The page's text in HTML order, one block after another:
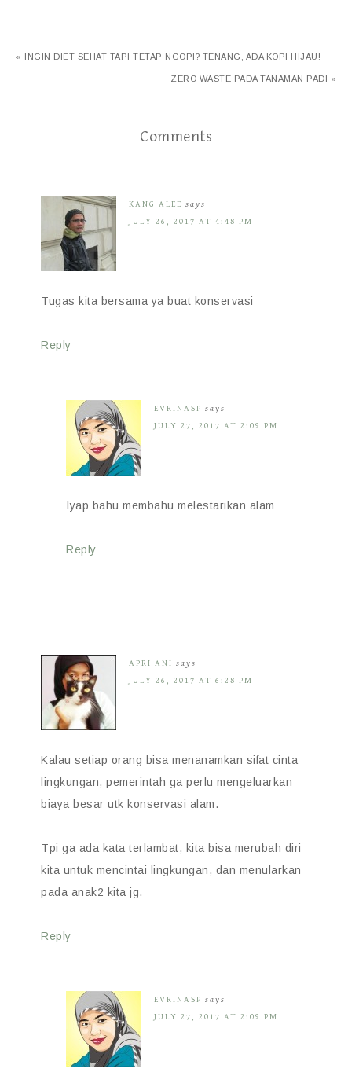
« INGIN DIET SEHAT TAPI TETAP NGOPI? TENANG, ADA KOPI HIJAU!
ZERO WASTE PADA TANAMAN PADI »
Comments
KANG ALEE says
JULY 26, 2017 AT 4:48 PM
Tugas kita bersama ya buat konservasi
Reply
EVRINASP says
JULY 27, 2017 AT 2:09 PM
Iyap bahu membahu melestarikan alam
Reply
APRI ANI says
JULY 26, 2017 AT 6:28 PM
Kalau setiap orang bisa menanamkan sifat cinta
lingkungan, pemerintah ga perlu mengeluarkan
biaya besar utk konservasi alam.
Tpi ga ada kata terlambat, kita bisa merubah diri
kita untuk mencintai lingkungan, dan menularkan
pada anak2 kita jg.
Reply
EVRINASP says
JULY 27, 2017 AT 2:09 PM